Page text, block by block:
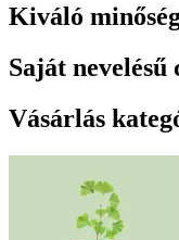
Kiváló
Saját nevelésű
Vásárlás